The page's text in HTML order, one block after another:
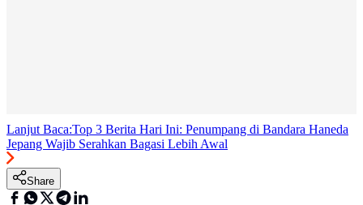
Lanjut Baca:Top 3 Berita Hari Ini: Penumpang di Bandara Haneda
Jepang Wajib Serahkan Bagasi Lebih Awal
Share